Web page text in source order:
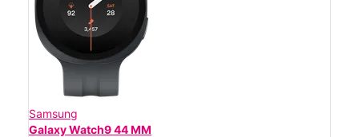
Samsung
Galaxy Watch9 44 MM